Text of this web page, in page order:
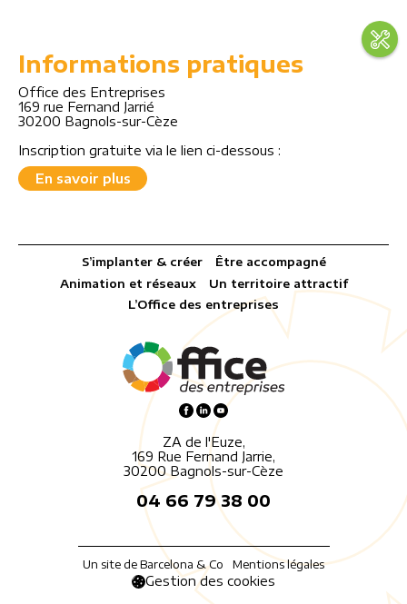
Informations pratiques
Office des Entreprises
169 rue Fernand Jarrié
30200 Bagnols-sur-Cèze
Inscription gratuite via le lien ci-dessous :
En savoir plus
S’implanter & créer
Être accompagné
Animation et réseaux
Un territoire attractif
L’Office des entreprises
ZA de l'Euze,
169 Rue Fernand Jarrie,
30200 Bagnols-sur-Cèze
04 66 79 38 00
Un site de Barcelona & Co Mentions légales
Gestion des cookies